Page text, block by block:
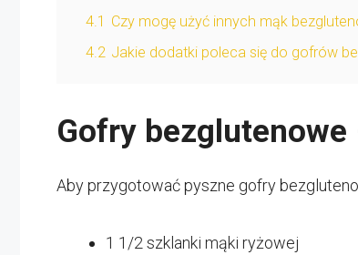
4.1 Czy mogę użyć innych mąk
4.2 Jakie dodatki poleca się do gofrów
Gofry
Aby przygotować pyszne gofry
1 1/2 szklanki mąki ryżowej